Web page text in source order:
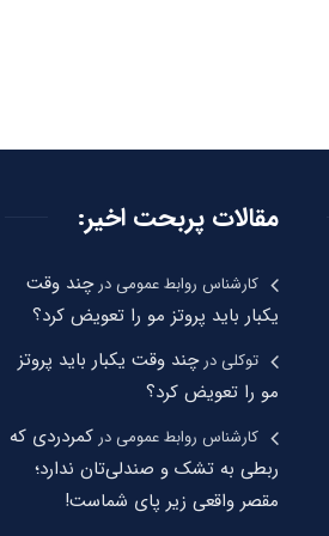
مقالات پربحت اخیر:
کارشناس روابط عمومیدرچند وقت
یکبار باید پروتز مو را تعویض کرد؟
توکلیدرچند وقت یکبار باید پروتز
مو را تعویض کرد؟
کارشناس روابط عمومیدر کمردردی که
ربطی به تشک و صندلی‌تان ندارد؛
مقصر واقعی زیر پای شماست!